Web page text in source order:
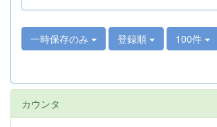
一時保存のみ 登録順 100件
カウンタ